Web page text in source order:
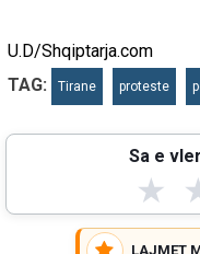
U.D/Shqiptarja.com
TAG:
Tirane proteste
Sa e
★
LAJMET